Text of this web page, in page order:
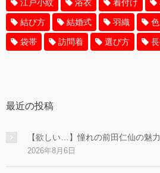
江戸小紋 浴衣 着付け
結び方 結婚式 羽織 色
袋帯 訪問着 選び方
最近の投稿
【欲しい…】憧れの前田仁仙の魅
2026年8月6日